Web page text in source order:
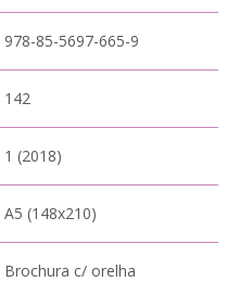
978-85-5697-665-9
142
1 (2018)
A5 (148x210)
Brochura c/ orelha